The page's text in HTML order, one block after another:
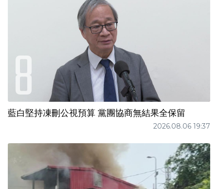
藍白堅持凍刪公視預算 黨團協商無結果全保留
2026.08.06 19:37